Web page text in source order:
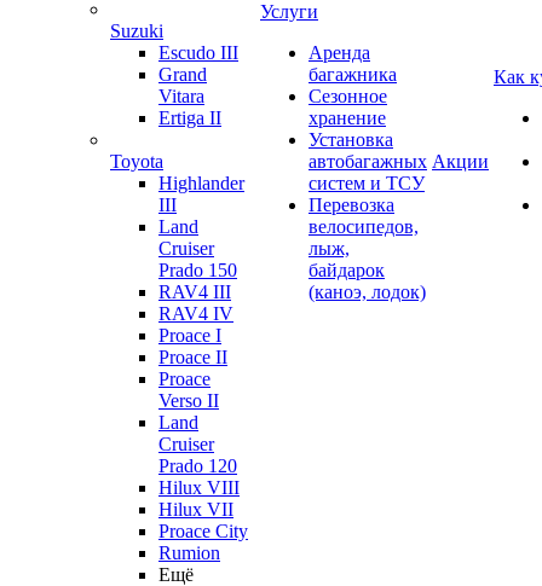
Suzuki
Escudo III
Grand
Vitara
Ertiga II
Toyota
Highlander
III
Land
Cruiser
Prado 150
RAV4 III
RAV4 IV
Proace I
Proace II
Proace
Verso II
Land
Cruiser
Prado 120
Hilux VIII
Hilux VII
Proace City
Rumion
Ещё
Услуги
Аренда
багажника
Сезонное
хранение
Установка
автобагажных
систем и ТСУ
Перевозка
велосипедов,
лыж,
байдарок
(каноэ, лодок)
Акции
Как